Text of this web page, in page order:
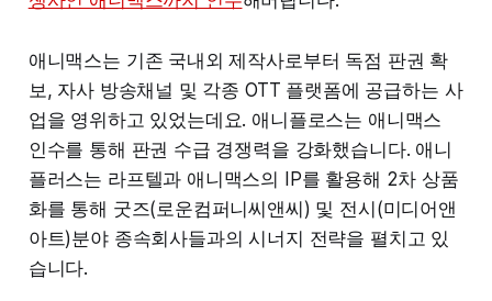
애니맥스는 기존 국내외 제작사로부터 독점 판권 확
보, 자사 방송채널 및 각종 OTT 플랫폼에 공급하는 사
업을 영위하고 있었는데요. 애니플로스는 애니맥스
인수를 통해 판권 수급 경쟁력을 강화했습니다. 애니
플러스는 라프텔과 애니맥스의 IP를 활용해 2차 상품
화를 통해 굿즈(로운컴퍼니씨앤씨) 및 전시(미디어앤
아트)분야 종속회사들과의 시너지 전략을 펼치고 있
습니다.